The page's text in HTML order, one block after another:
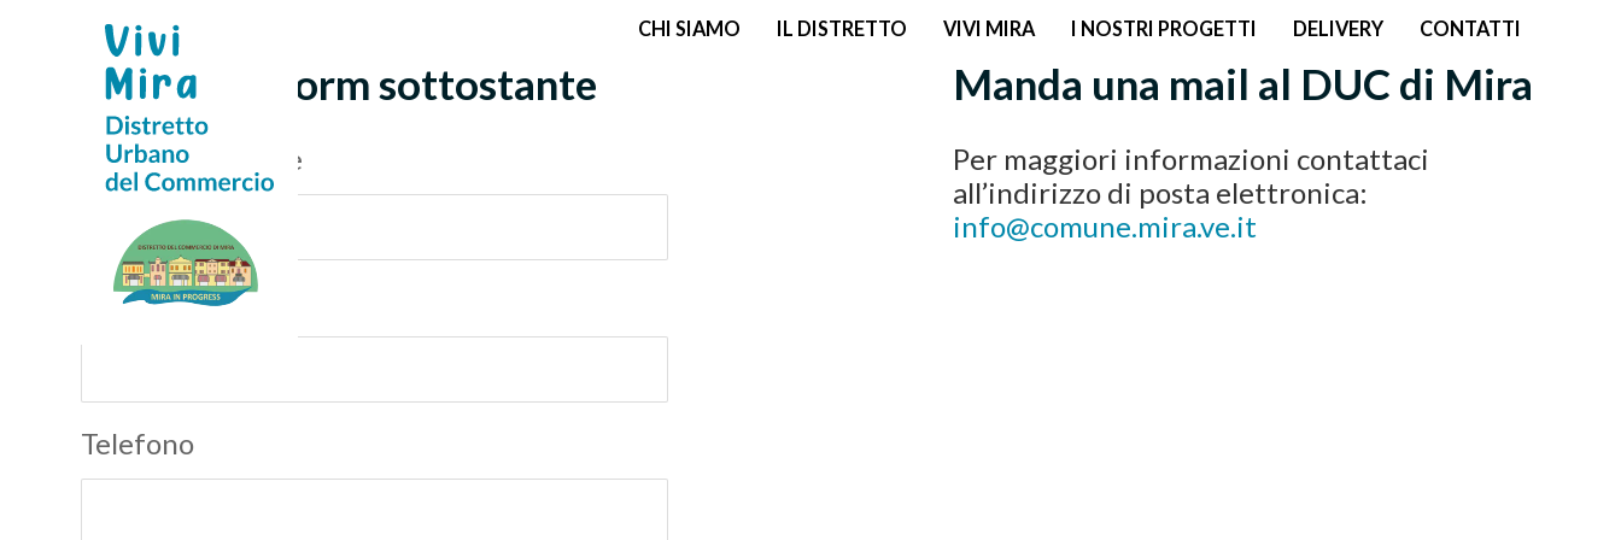
CHI SIAMO IL DISTRETTO VIVI MIRA I NOSTRI PROGETTI DELIVERY CONTATTI
Compila il form sottostante
Nome e cognome
Azienda
Telefono
Manda una mail al DUC di Mira
Per maggiori informazioni contattaci
all’indirizzo di posta elettronica:
info@comune.mira.ve.it